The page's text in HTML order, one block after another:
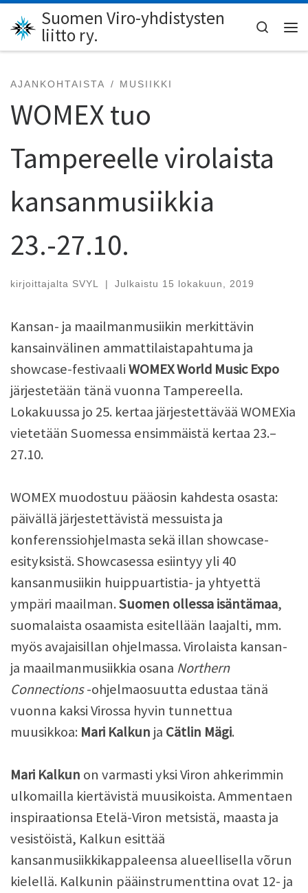
Skip to content
Suomen Viro-yhdistysten
liitto ry.
Search
AJANKOHTAISTA MUSIIKKI
WOMEX tuo
Tampereelle virolaista
kansanmusiikkia
23.-27.10.
kirjoittajalta SVYL | Julkaistu 15 lokakuun, 2019
Kansan- ja maailmanmusiikin merkittävin
kansainvälinen ammattilaistapahtuma ja
showcase-festivaaliWOMEX World Music Expo
järjestetään tänä vuonna Tampereella.
Lokakuussa jo 25. kertaa järjestettävää WOMEXia
vietetään Suomessa ensimmäistä kertaa 23.–
27.10.
WOMEX muodostuu pääosin kahdesta osasta:
päivällä järjestettävistä messuista ja
konferenssiohjelmasta sekä illan showcase-
esityksistä. Showcasessa esiintyy yli 40
kansanmusiikin huippuartistia- ja yhtyettä
ympäri maailman.Suomen ollessa isäntämaa,
suomalaista osaamista esitellään laajalti, mm.
myös avajaisillan ohjelmassa. Virolaista kansan-
ja maailmanmusiikkia osana Northern
Connections-ohjelmaosuutta edustaa tänä
vuonna kaksi Virossa hyvin tunnettua
muusikkoa: Mari Kalkun ja Cätlin Mägi.
Mari Kalkun on varmasti yksi Viron ahkerimmin
ulkomailla kiertävistä muusikoista. Ammentaen
inspiraationsa Etelä-Viron metsistä, maasta ja
vesistöistä, Kalkun esittää
kansanmusiikkikappaleensa alueellisella võrun
kielellä. Kalkunin pääinstrumenttina ovat 12- ja